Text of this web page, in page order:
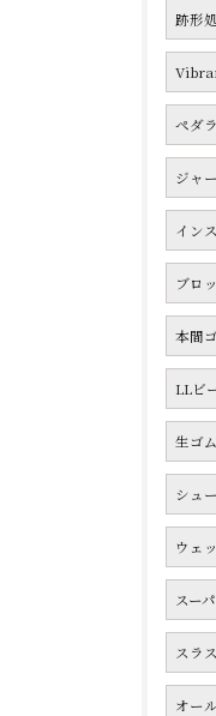
跡形
ペダ
ジャ
イン
ブロ
本間
LLビ
生ゴ
シュ
ウェ
スー
スラ
オー